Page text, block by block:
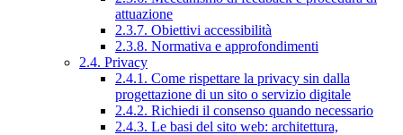
attuazione
2.3.7. Obiettivi accessibilità
2.3.8. Normativa e approfondimenti
2.4. Privacy
2.4.1. Come rispettare la privacy sin dalla
progettazione di un sito o servizio digitale
2.4.2. Richiedi il consenso quando necessario
2.4.3. Le basi del sito web: architettura,